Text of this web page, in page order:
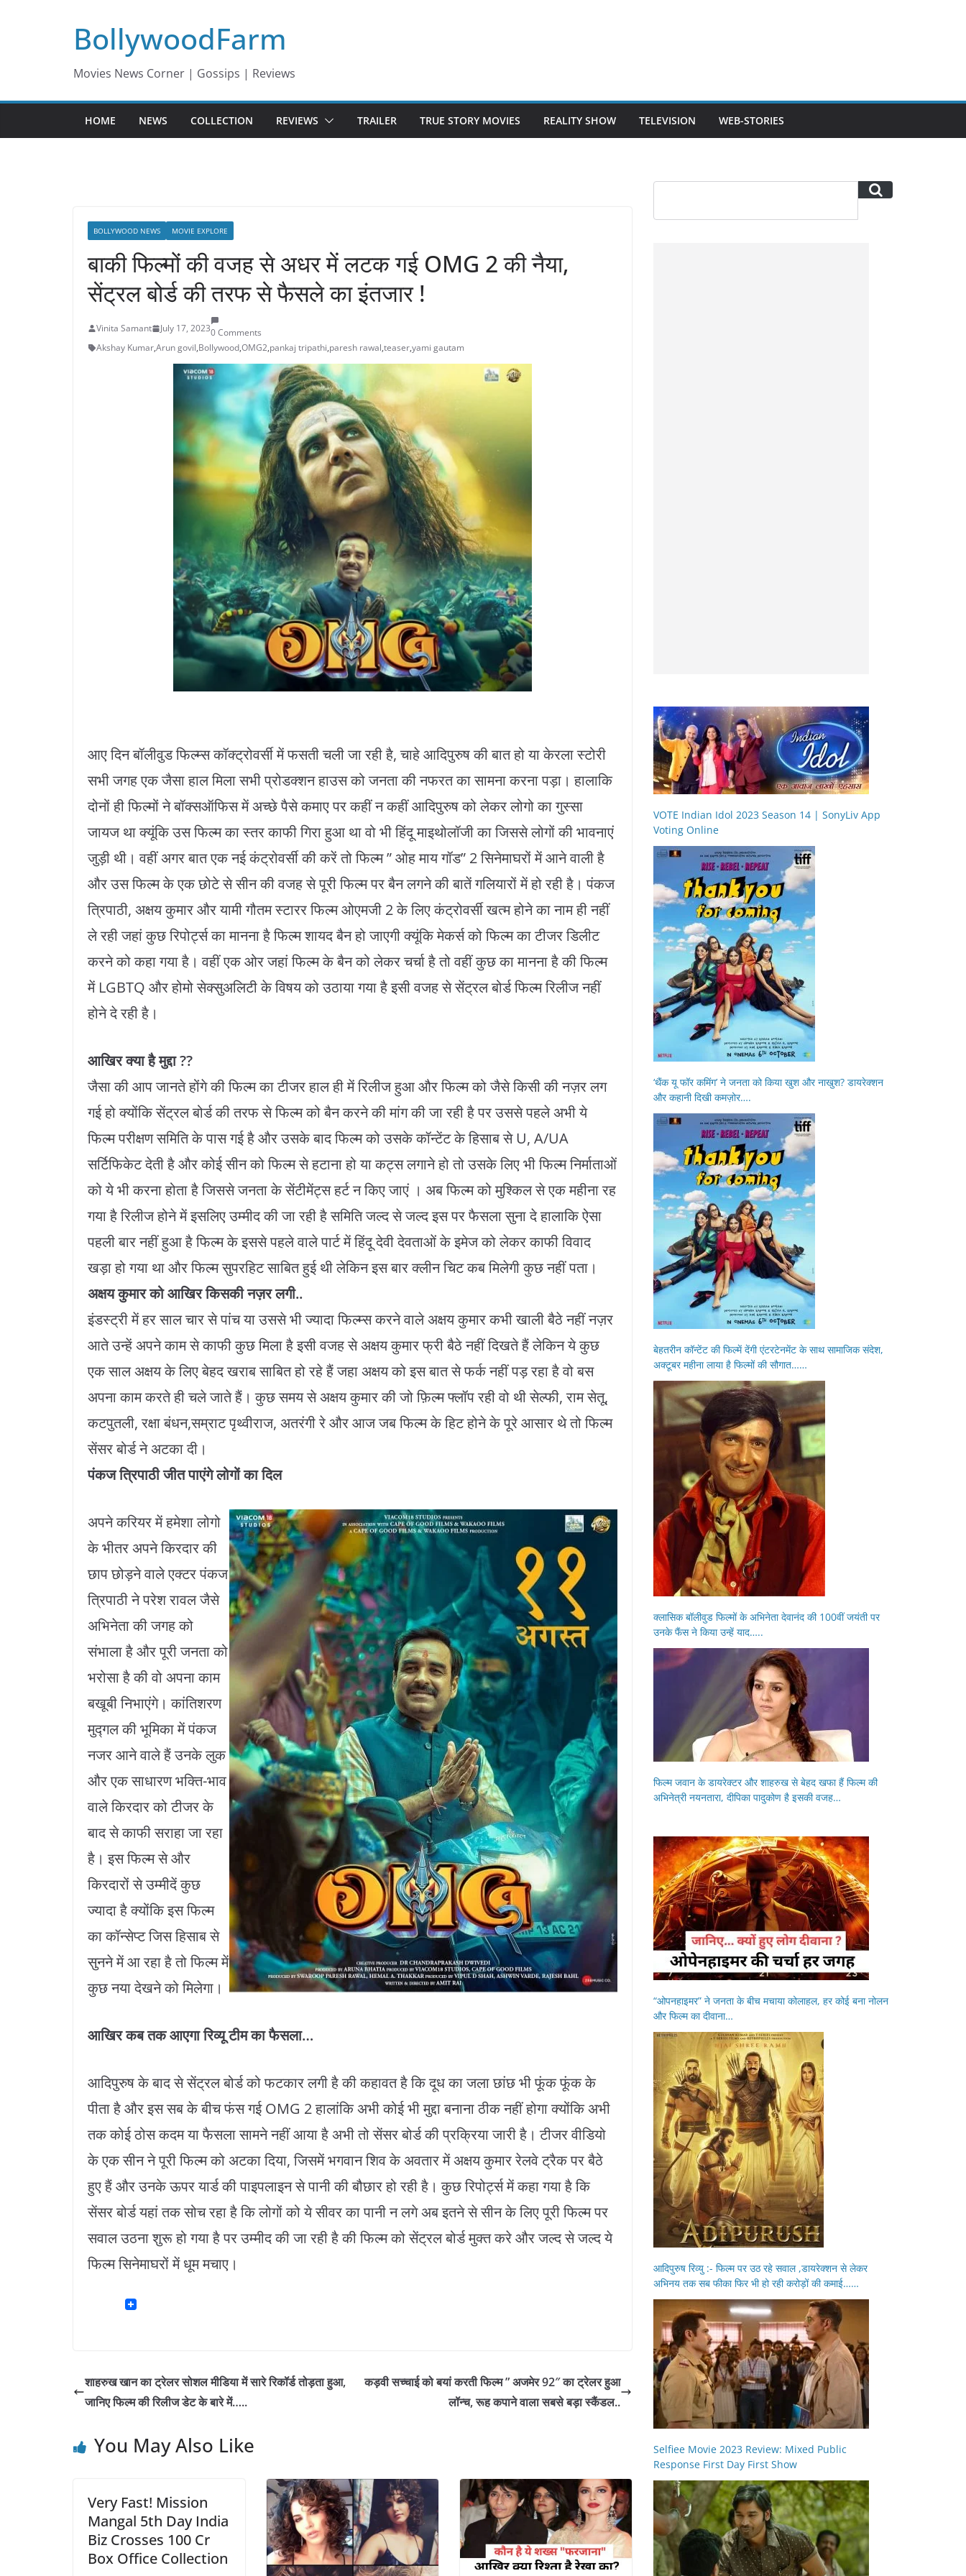
BollywoodFarm
Movies News Corner | Gossips | Reviews
HOME NEWS COLLECTION REVIEWS TRAILER TRUE STORY MOVIES REALITY SHOW TELEVISION WEB-STORIES
BOLLYWOOD NEWS MOVIE EXPLORE
बाकी फिल्मों की वजह से अधर में लटक गई OMG 2 की नैया,
सेंट्रल बोर्ड की तरफ से फैसले का इंतजार !
Vinita Samant July 17, 20230 Comments
Akshay Kumar,Arun govil,Bollywood,OMG2,pankaj tripathi,paresh rawal,teaser,yami gautam
आए दिन बॉलीवुड फिल्म्स कॉक्ट्रोवर्सी में फसती चली जा रही है, चाहे आदिपुरुष की बात हो या केरला स्टोरी
सभी जगह एक जैसा हाल मिला सभी प्रोडक्शन हाउस को जनता की नफरत का सामना करना पड़ा। हालाकि
दोनों ही फिल्मों ने बॉक्सऑफिस में अच्छे पैसे कमाए पर कहीं न कहीं आदिपुरुष को लेकर लोगो का गुस्सा
जायज था क्यूंकि उस फिल्म का स्तर काफी गिरा हुआ था वो भी हिंदू माइथोलॉजी का जिससे लोगों की भावनाएं
जुड़ी थी। वहीं अगर बात एक नई कंट्रोवर्सी की करें तो फिल्म ” ओह माय गॉड” 2 सिनेमाघरों में आने वाली है
और उस फिल्म के एक छोटे से सीन की वजह से पूरी फिल्म पर बैन लगने की बातें गलियारों में हो रही है। पंकज
त्रिपाठी, अक्षय कुमार और यामी गौतम स्टारर फिल्म ओएमजी 2 के लिए कंट्रोवर्सी खत्म होने का नाम ही नहीं
ले रही जहां कुछ रिपोर्ट्स का मानना है फिल्म शायद बैन हो जाएगी क्यूंकि मेकर्स को फिल्म का टीजर डिलीट
करने को कहा गया है। वहीं एक ओर जहां फिल्म के बैन को लेकर चर्चा है तो वहीं कुछ का मानना है की फिल्म
में LGBTQ और होमो सेक्सुअलिटी के विषय को उठाया गया है इसी वजह से सेंट्रल बोर्ड फिल्म रिलीज नहीं
होने दे रही है।
आखिर क्या है मुद्दा ??
जैसा की आप जानते होंगे की फिल्म का टीजर हाल ही में रिलीज हुआ और फिल्म को जैसे किसी की नज़र लग
गई हो क्योंकि सेंट्रल बोर्ड की तरफ से फिल्म को बैन करने की मांग की जा रही है पर उससे पहले अभी ये
फिल्म परीक्षण समिति के पास गई है और उसके बाद फिल्म को उसके कॉन्टेंट के हिसाब से U, A/UA
सर्टिफिकेट देती है और कोई सीन को फिल्म से हटाना हो या कट्स लगाने हो तो उसके लिए भी फिल्म निर्माताओं
को ये भी करना होता है जिससे जनता के सेंटीमेंट्स हर्ट न किए जाएं । अब फिल्म को मुश्किल से एक महीना रह
गया है रिलीज होने में इसलिए उम्मीद की जा रही है समिति जल्द से जल्द इस पर फैसला सुना दे हालाकि ऐसा
पहली बार नहीं हुआ है फिल्म के इससे पहले वाले पार्ट में हिंदू देवी देवताओं के इमेज को लेकर काफी विवाद
खड़ा हो गया था और फिल्म सुपरहिट साबित हुई थी लेकिन इस बार क्लीन चिट कब मिलेगी कुछ नहीं पता।
अक्षय कुमार को आखिर किसकी नज़र लगी..
इंडस्ट्री में हर साल चार से पांच या उससे भी ज्यादा फिल्म्स करने वाले अक्षय कुमार कभी खाली बैठे नहीं नज़र
आते उन्हें अपने काम से काफी कुछ मिला है इसी वजह से अक्षय कुमार फ्री बैठे नहीं दिखते हैं लेकिन ये कुछ
एक साल अक्षय के लिए बेहद खराब साबित हो रहे हैं जहा अक्षय को इस बात से फर्क नहीं पड़ रहा है वो बस
अपना काम करते ही चले जाते हैं। कुछ समय से अक्षय कुमार की जो फ़िल्म फ्लॉप रही वो थी सेल्फी, राम सेतू,
कटपुतली, रक्षा बंधन,सम्राट पृथ्वीराज, अतरंगी रे और आज जब फिल्म के हिट होने के पूरे आसार थे तो फिल्म
सेंसर बोर्ड ने अटका दी।
पंकज त्रिपाठी जीत पाएंगे लोगों का दिल
अपने करियर में हमेशा लोगो
के भीतर अपने किरदार की
छाप छोड़ने वाले एक्टर पंकज
त्रिपाठी ने परेश रावल जैसे
अभिनेता की जगह को
संभाला है और पूरी जनता को
भरोसा है की वो अपना काम
बखूबी निभाएंगे। कांतिशरण
मुद्गल की भूमिका में पंकज
नजर आने वाले हैं उनके लुक
और एक साधारण भक्ति-भाव
वाले किरदार को टीजर के
बाद से काफी सराहा जा रहा
है। इस फिल्म से और
किरदारों से उम्मीदें कुछ
ज्यादा है क्योंकि इस फिल्म
का कॉन्सेप्ट जिस हिसाब से
सुनने में आ रहा है तो फिल्म में
कुछ नया देखने को मिलेगा।
आखिर कब तक आएगा रिव्यू टीम का फैसला…
आदिपुरुष के बाद से सेंट्रल बोर्ड को फटकार लगी है की कहावत है कि दूध का जला छांछ भी फूंक फूंक के
पीता है और इस सब के बीच फंस गई OMG 2 हालांकि अभी कोई भी मुद्दा बनाना ठीक नहीं होगा क्योंकि अभी
तक कोई ठोस कदम या फैसला सामने नहीं आया है अभी तो सेंसर बोर्ड की प्रक्रिया जारी है। टीजर वीडियो
के एक सीन ने पूरी फिल्म को अटका दिया, जिसमें भगवान श‍िव के अवतार में अक्षय कुमार रेलवे ट्रैक पर बैठे
हुए हैं और उनके ऊपर यार्ड की पाइपलाइन से पानी की बौछार हो रही है। कुछ रिपोर्ट्स में कहा गया है कि
सेंसर बोर्ड यहां तक सोच रहा है‍ क‍ि लोगों को ये सीवर का पानी न लगे अब इतने से सीन के लिए पूरी फिल्म पर
सवाल उठना शुरू हो गया है पर उम्मीद की जा रही है की फिल्म को सेंट्रल बोर्ड मुक्त करे और जल्द से जल्द ये
फिल्म सिनेमाघरों में धूम मचाए।
शाहरुख खान का ट्रेलर सोशल मीडिया में सारे रिकॉर्ड तोड़ता हुआ,
जानिए फिल्म की रिलीज डेट के बारे में…..
कड़वी सच्चाई को बयां करती फिल्म ” अजमेर 92″ का ट्रेलर हुआ
लॉन्च, रूह कपाने वाला सबसे बड़ा स्कैंडल..
You May Also Like
Very Fast! Mission
Mangal 5th Day India
Biz Crosses 100 Cr
Box Office Collection
VOTE Indian Idol 2023 Season 14 | SonyLiv App
Voting Online
‘थैंक यू फॉर कमिंग’ ने जनता को किया खुश और नाखुश? डायरेक्शन
और कहानी दिखी कमज़ोर….
बेहतरीन कॉन्टेंट की फिल्में देंगी एंटरटेनमेंट के साथ सामाजिक संदेश,
अक्टूबर महीना लाया है फिल्मों की सौगात……
क्लासिक बॉलीवुड फिल्मों के अभिनेता देवानंद की 100वीं जयंती पर
उनके फैंस ने किया उन्हें याद…..
फिल्म जवान के डायरेक्टर और शाहरुख से बेहद खफा हैं फिल्म की
अभिनेत्री नयनतारा, दीपिका पादुकोण है इसकी वजह…
“ओपनहाइमर” ने जनता के बीच मचाया कोलाहल, हर कोई बना नोलन
और फिल्म का दीवाना…
आदिपुरुष रिव्यु :- फिल्म पर उठ रहे सवाल ,डायरेक्शन से लेकर
अभिनय तक सब फीका फिर भी हो रही करोड़ों की कमाई……
Selfiee Movie 2023 Review: Mixed Public
Response First Day First Show